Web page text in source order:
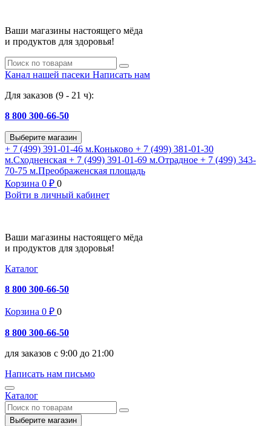
Ваши магазины настоящего мёда
и продуктов для здоровья!
Канал нашей пасеки Написать нам
Для заказов (9 - 21 ч):
8 800 300-66-50
Выберите магазин
+ 7 (499) 391-01-46 м.Коньково + 7 (499) 381-01-30
м.Сходненская + 7 (499) 391-01-69 м.Отрадное + 7 (499) 343-
70-75 м.Преображенская площадь
Корзина 0 ₽ 0
Войти в личный кабинет
Ваши магазины настоящего мёда
и продуктов для здоровья!
Каталог
8 800 300-66-50
Корзина 0 ₽ 0
8 800 300-66-50
для заказов с 9:00 до 21:00
Написать нам письмо
Каталог
Выберите магазин